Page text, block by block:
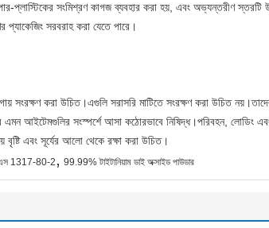
প্লাস্টিকের সংমিশ্রণ কাগজ ব্যবহার করা হয়, এবং অভ্যন্তরীণ
প্যাকেজিং সরবরাহ করা যেতে পারে।
সংরক্ষণ করা উচিত।এগুলি সরাসরি মাটিতে সংরক্ষণ করা উচিত
এমন আইটেমগুলির সংস্পর্শে আসা কঠোরভাবে নিষিদ্ধ।পরিবহন,
এবং সূর্যের আলো থেকে রক্ষা করা উচিত।
1317-80-2 , 99.99% টাইটানিয়াম ডাই অক্সাইড পাউডার